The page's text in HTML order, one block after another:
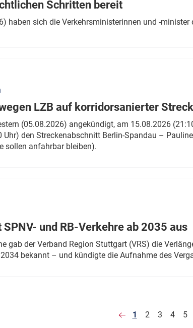
Schritten bereit
haben sich die Verkehrsministerinnen und -
LZB auf korridorsanierter
(05.08.2026) angekündigt, am 15.08.2026
Uhr) den Streckenabschnitt Berlin-Spandau –
sollen anfahrbar bleiben).
SPNV- und RB-Verkehre ab 2035 aus
gab der Verband Region Stuttgart (VRS) die
bekannt – und kündigte die Aufnahme des
1 2 3 4 5